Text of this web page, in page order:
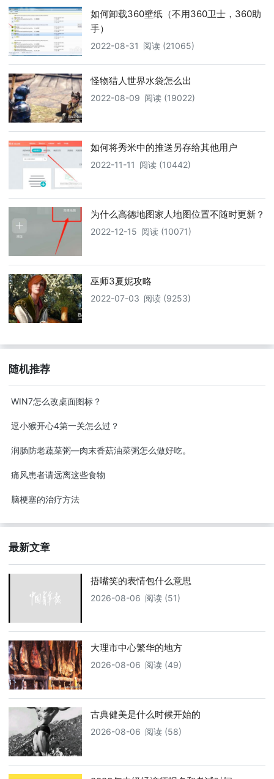
如何卸载360壁纸（不用360卫士，360助
手）
2022-08-31 阅读 (21065)
怪物猎人世界水袋怎么出
2022-08-09 阅读 (19022)
如何将秀米中的推送另存给其他用户
2022-11-11 阅读 (10442)
为什么高德地图家人地图位置不随时更新？
2022-12-15 阅读 (10071)
巫师3夏妮攻略
2022-07-03 阅读 (9253)
随机推荐
WIN7怎么改桌面图标？
逗小猴开心4第一关怎么过？
润肠防老蔬菜粥—肉末香菇油菜粥怎么做好吃。
痛风患者请远离这些食物
脑梗塞的治疗方法
最新文章
捂嘴笑的表情包什么意思
2026-08-06 阅读 (51)
大理市中心繁华的地方
2026-08-06 阅读 (49)
古典健美是什么时候开始的
2026-08-06 阅读 (58)